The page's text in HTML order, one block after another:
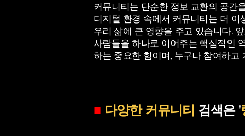
커뮤니티는 단순한 정보 교환의 공간
디지털 환경 속에서 커뮤니티는 더
우리 삶에 큰 영향을 주고 있습니다.
사람들을 하나로 이어주는 핵심적인
하는 중요한 힘이며, 누구나 참여하고
■ 다양한 커뮤니티 검색은 '